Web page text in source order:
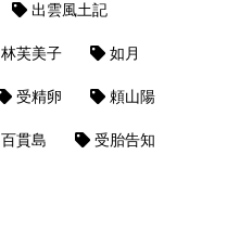
出雲風土記
林芙美子 如月
受精卵 頼山陽
百貫島 受胎告知